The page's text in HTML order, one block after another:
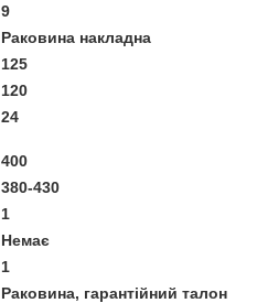
9
Раковина накладна
125
120
24
400
380-430
1
Немає
1
Раковина, гарантійний талон